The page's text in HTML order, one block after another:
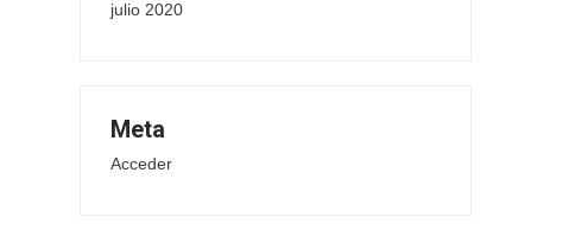
julio 2020
Meta
Acceder